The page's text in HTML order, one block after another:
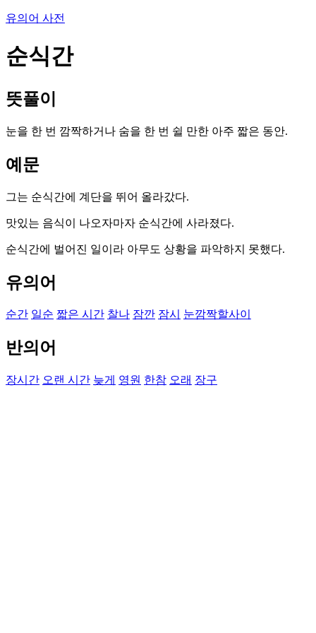
유의어 사전
순식간
뜻풀이
눈을 한 번 깜짝하거나 숨을 한 번 쉴 만한 아주 짧은 동안.
예문
그는 순식간에 계단을 뛰어 올라갔다.
맛있는 음식이 나오자마자 순식간에 사라졌다.
순식간에 벌어진 일이라 아무도 상황을 파악하지 못했다.
유의어
순간 일순 짧은 시간 찰나 잠깐 잠시 눈깜짝할사이
반의어
장시간 오랜 시간 늦게 영원 한참 오래 장구